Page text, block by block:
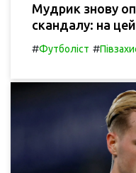
Мудрик знову
скандалу: на цей
#Футболіст #